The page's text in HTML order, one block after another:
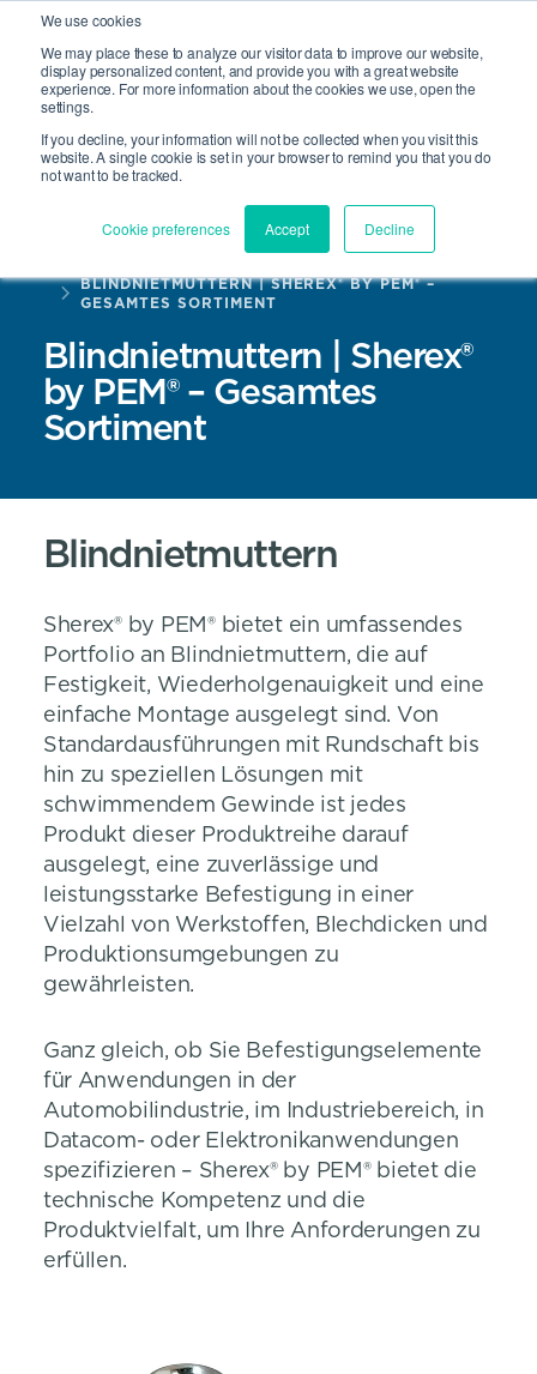
We use cookies
We may place these to analyze our visitor data to improve our website,
display personalized content, and provide you with a great website
experience. For more information about the cookies we use, open the
settings.
If you decline, your information will not be collected when you visit this
website. A single cookie is set in your browser to remind you that you do
not want to be tracked.
Cookie preferences Accept Decline
Suche
BLINDNIETMUTTERN | SHEREX® BY PEM® –
GESAMTES SORTIMENT
Blindnietmuttern | Sherex®
by PEM® – Gesamtes
Sortiment
Blindnietmuttern
Sherex® by PEM® bietet ein umfassendes
Portfolio an Blindnietmuttern, die auf
Festigkeit, Wiederholgenauigkeit und eine
einfache Montage ausgelegt sind. Von
Standardausführungen mit Rundschaft bis
hin zu speziellen Lösungen mit
schwimmendem Gewinde ist jedes
Produkt dieser Produktreihe darauf
ausgelegt, eine zuverlässige und
leistungsstarke Befestigung in einer
Vielzahl von Werkstoffen, Blechdicken und
Produktionsumgebungen zu
gewährleisten.
Ganz gleich, ob Sie Befestigungselemente
für Anwendungen in der
Automobilindustrie, im Industriebereich, in
Datacom- oder Elektronikanwendungen
spezifizieren – Sherex® by PEM® bietet die
technische Kompetenz und die
Produktvielfalt, um Ihre Anforderungen zu
erfüllen.